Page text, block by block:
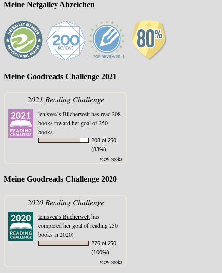
Meine Netgalley Abzeichen
Meine Goodreads Challenge 2021
2021 Reading Challenge
lenisvea`s Bücherwelthas read 208
books toward her goal of 250
books.
208 of 250
(83%)
view books
Meine Goodreads Challenge 2020
2020 Reading Challenge
lenisvea`s Bücherwelthas
completed her goal of reading 250
books in 2020!
276 of 250
(100%)
view books